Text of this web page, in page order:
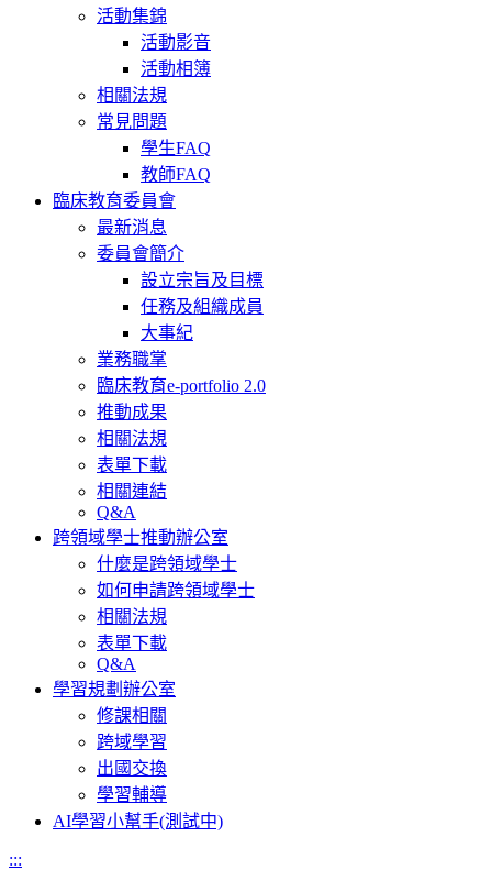
活動集錦
活動影音
活動相簿
相關法規
常見問題
學生FAQ
教師FAQ
臨床教育委員會
最新消息
委員會簡介
設立宗旨及目標
任務及組織成員
大事紀
業務職掌
臨床教育e-portfolio 2.0
推動成果
相關法規
表單下載
相關連結
Q&A
跨領域學士推動辦公室
什麼是跨領域學士
如何申請跨領域學士
相關法規
表單下載
Q&A
學習規劃辦公室
修課相關
跨域學習
出國交換
學習輔導
AI學習小幫手(測試中)
:::